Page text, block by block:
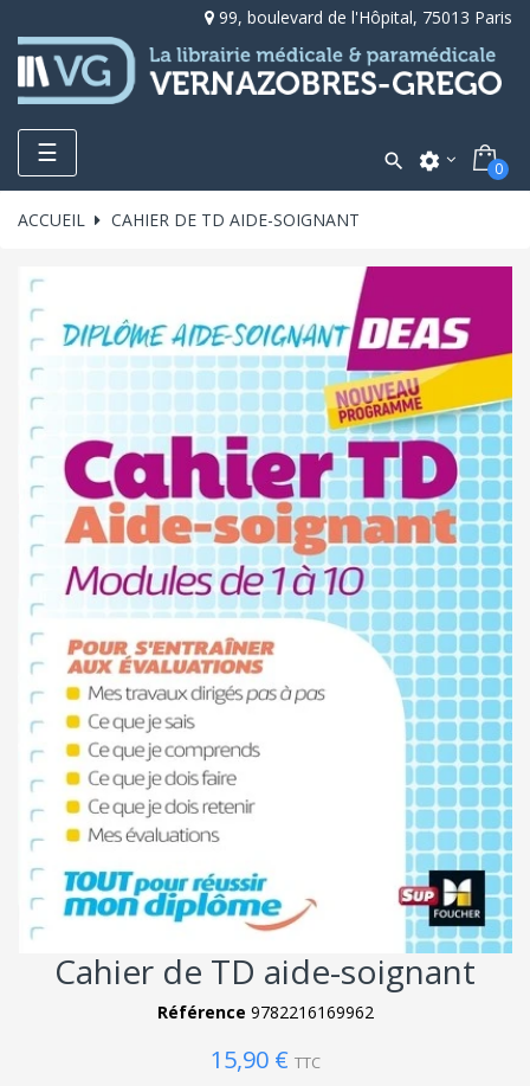
99, boulevard de l'Hôpital, 75013 Paris
Toggle
navigation
☰  settings 0
ACCUEIL CAHIER DE TD AIDE-SOIGNANT
Cahier de TD aide-soignant
Référence 9782216169962
15,90 € TTC